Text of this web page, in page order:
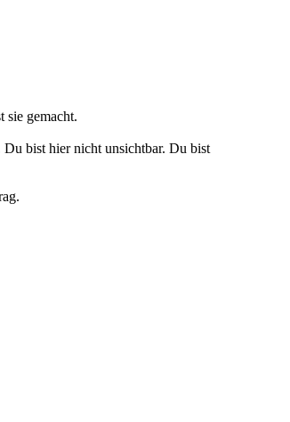
sie gemacht.
bist hier nicht unsichtbar. Du bist